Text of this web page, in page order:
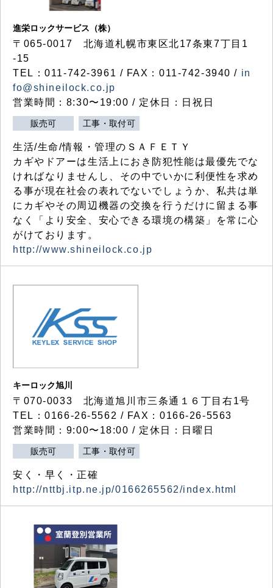
進栄ロックサービス（株）
〒065-0017 北海道札幌市東区北17条東7丁目1
-15
TEL：011-742-3961 / FAX：011-742-3940 / in
fo@shineilock.co.jp
営業時間：8:30〜19:00 / 定休日：日祝日
販売可 工事・取付可
生活/生命/情報・管理のＳＡＦＥＴＹ
カギやドアーは生活上におき防犯性能は最優先でな
ければなりませんし、その中でいかに利便性を求め
る事が現在社会の表れでないでしょうか、私共は単
にカギやその周辺機器の交換を行うだけに留まる事
なく「より安全、安心できる環境の構築」を常に心
がけております。
http://www.shineilock.co.jp
キーロック旭川
〒070-0033 北海道旭川市三条通１６丁目右1号
TEL：0166-26-5562 / FAX：0166-26-5563
営業時間：9:00〜18:00 / 定休日：日曜日
販売可 工事・取付可
安く・早く・正確
http://nttbj.itp.ne.jp/0166265562/index.html